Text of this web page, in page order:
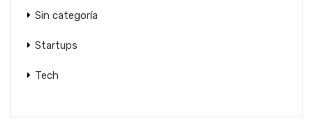
Sin categoría
Startups
Tech